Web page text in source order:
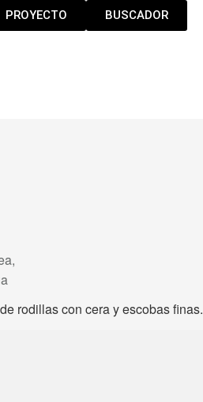
PROYECTO BUSCADOR
rodillas con cera y escobas finas.